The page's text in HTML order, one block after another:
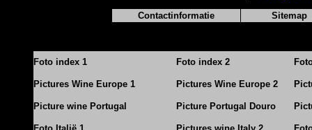
Contactinformatie Sitemap
Foto index 1 Foto index 2
Pictures Wine Europe 1 Pictures Wine Europe 2
Picture wine Portugal Picture Portugal Douro